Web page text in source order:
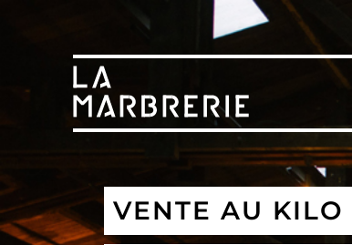
VENTE AU KILO